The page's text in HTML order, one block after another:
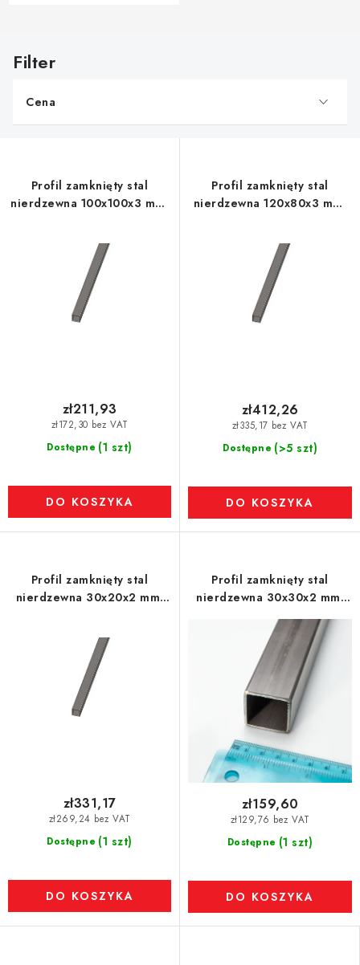
a
o
Cena
Profil zamknięty stal
nierdzewna 100x100x3 mm,
Dostępne (1 szt)
zł172,30 bez VAT
zł211,93
DO KOSZYKA
Profil zamknięty stal
nierdzewna 120x80x3 mm,
Dostępne (>5 szt)
zł335,17 bez VAT
zł412,26
DO KOSZYKA
Profil zamknięty stal
nierdzewna 30x20x2 mm,
Dostępne (1 szt)
zł269,24 bez VAT
zł331,17
DO KOSZYKA
Profil zamknięty stal
nierdzewna 30x30x2 mm,
długość 1 m - 1.4301
Dostępne (1 szt)
zł129,76 bez VAT
zł159,60
DO KOSZYKA